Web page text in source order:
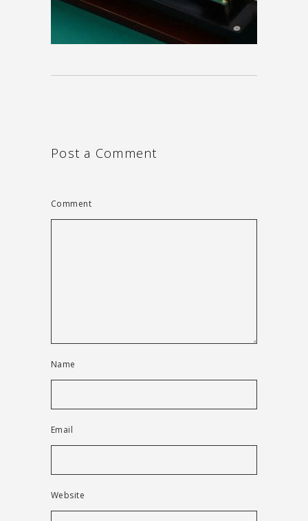
Post a Comment
Comment
Name
Email
Website